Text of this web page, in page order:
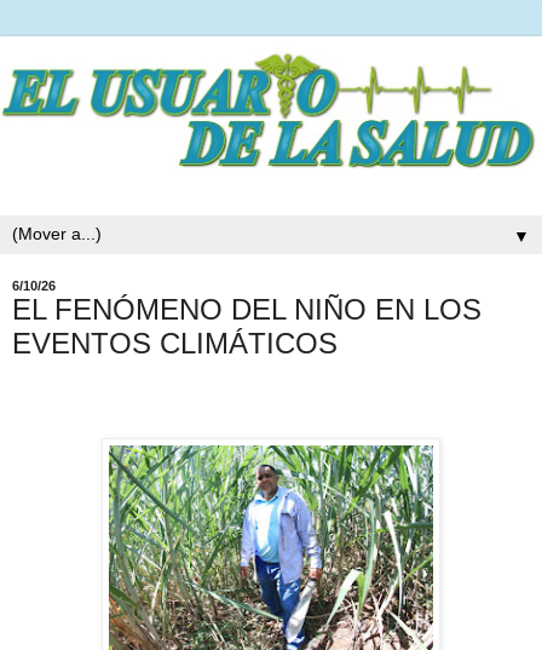
▼
6/10/26
EL FENÓMENO DEL NIÑO EN LOS
EVENTOS CLIMÁTICOS